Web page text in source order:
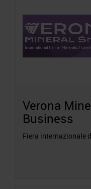
Verona
Business
Fiera internazionale